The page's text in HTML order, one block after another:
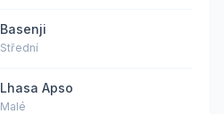
Basenji
Střední
Lhasa Apso
Malé